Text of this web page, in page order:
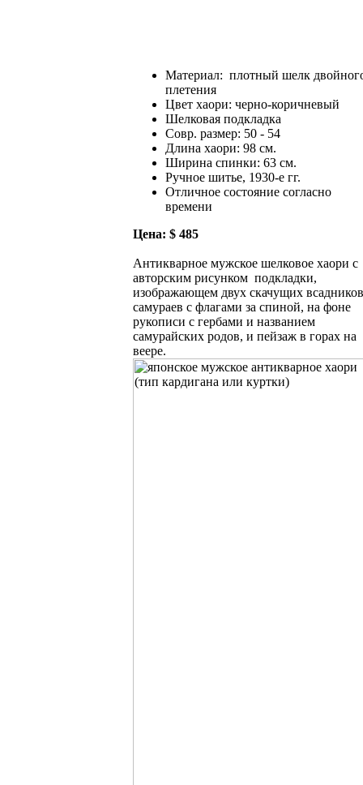
Материал: плотный шелк
плетения
Цвет хаори: черно-коричневый
Шелковая подкладка
Совр. размер: 50 - 54
Длина хаори: 98 см.
Ширина спинки: 63 см.
Ручное шитье, 1930-е гг.
Отличное состояние согласно
времени
Цена: $ 485
Антикварное мужское шелковое хаори с
авторским рисунком подкладки,
изображающем двух скачущих
самураев с флагами за спиной, на фоне
рукописи с гербами и названием
самурайских родов, и пейзаж в горах на
веере.